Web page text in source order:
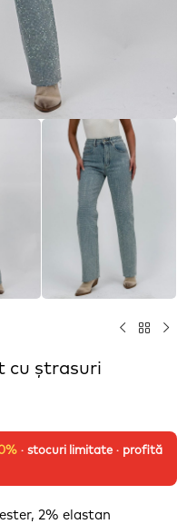
cu ștrasuri
· stocuri limitate · profită
2% elastan